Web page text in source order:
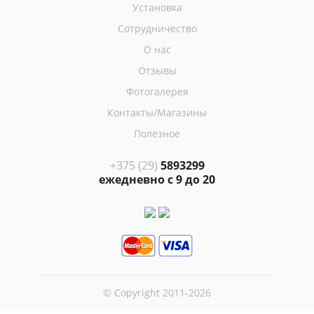
Установка
Сотрудничество
О нас
Отзывы
Фотогалерея
Контакты/Магазины
Полезное
+375 (29) 5893299
ежедневно с 9 до 20
© Copyright 2011-2026